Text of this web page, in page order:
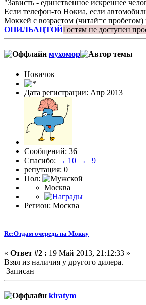
"Зависть - единственное искреннее
Если телефон-то Нокиа, если
Моккей с возрастом (читай=с
ОПИЛЬАЦТОЙГостям не доступен
мухомор
Новичок
Дата регистрации: Апр 2013
Сообщений: 36
Спасибо: → 10 | ← 9
репутация: 0
Пол:
Москва
Регион: Москва
Re:Отдам очередь на Мокку
« Ответ #2 : 19 Май 2013, 21:12:33 »
Взял из наличия у другого дилера.
Записан
kiratym